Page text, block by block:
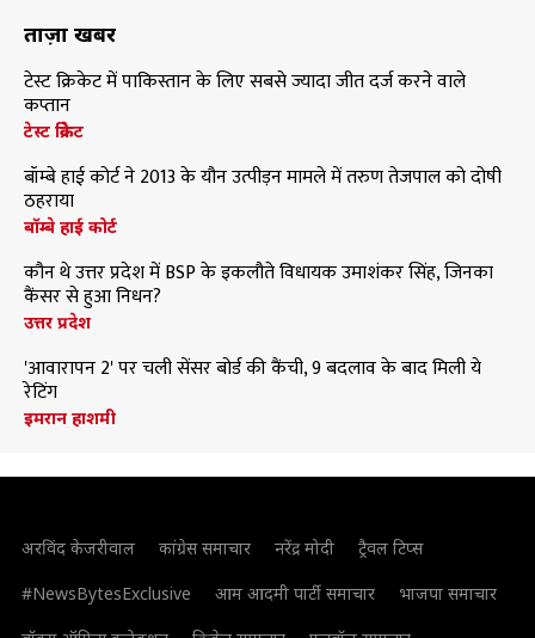
ताज़ा खबरें
टेस्ट क्रिकेट में पाकिस्तान के लिए सबसे ज्यादा जीत दर्ज करने वाले
कप्तान
टेस्ट क्रिकेट
बॉम्बे हाई कोर्ट ने 2013 के यौन उत्पीड़न मामले में तरुण तेजपाल को दोषी
ठहराया
बॉम्बे हाई कोर्ट
कौन थे उत्तर प्रदेश में BSP के इकलौते विधायक उमाशंकर सिंह, जिनका
कैंसर से हुआ निधन?
उत्तर प्रदेश
'आवारापन 2' पर चली सेंसर बोर्ड की कैंची, 9 बदलाव के बाद मिली ये
रेटिंग
इमरान हाशमी
अरविंद केजरीवाल कांग्रेस समाचार नरेंद्र मोदी
ट्रैवल टिप्स
#NewsBytesExclusive
आम आदमी पार्टी समाचार
भाजपा समाचार